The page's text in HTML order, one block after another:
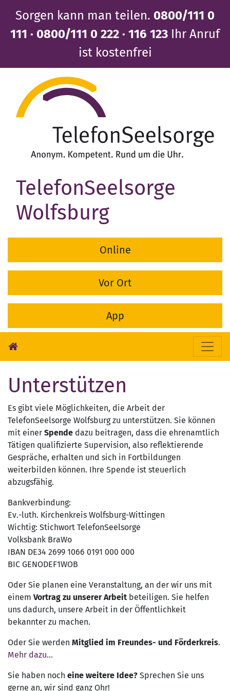
Inhalt
Sorgen kann man teilen. 0800/111 0
111 · 0800/111 0 222 · 116 123 Ihr Anruf
ist kostenfrei
TelefonSeelsorge
Wolfsburg
Online
Vor Ort
App
Unterstützen
Es gibt viele Möglichkeiten, die Arbeit der
TelefonSeelsorge Wolfsburg zu unterstützen. Sie können
mit einer Spende dazu beitragen, dass die ehrenamtlich
Tätigen qualifizierte Supervision, also reflektierende
Gespräche, erhalten und sich in Fortbildungen
weiterbilden können. Ihre Spende ist steuerlich
abzugsfähig.
Bankverbindung:
Ev.-luth. Kirchenkreis Wolfsburg-Wittingen
Wichtig: Stichwort TelefonSeelsorge
Volksbank BraWo
IBAN DE34 2699 1066 0191 000 000
BIC GENODEF1WOB
Oder Sie planen eine Veranstaltung, an der wir uns mit
einem Vortrag zu unserer Arbeit beteiligen. Sie helfen
uns dadurch, unsere Arbeit in der Öffentlichkeit
bekannter zu machen.
Oder Sie werden Mitglied im Freundes- und Förderkreis.
Mehr dazu...
Sie haben noch eine weitere Idee? Sprechen Sie uns
gerne an, wir sind ganz Ohr!